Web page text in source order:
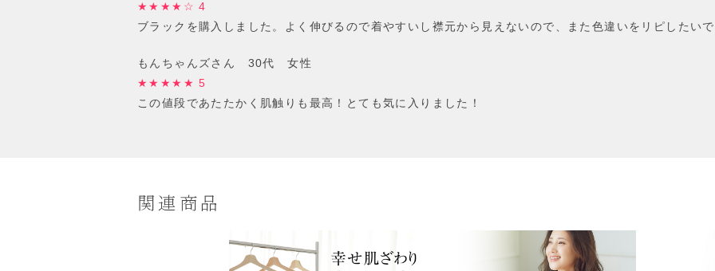
★★★★☆ 4
ブラックを購入しました。よく伸びるので着やすいし襟元から見えないので、また色違いをリピしたい
もんちゃんズさん 30代 女性
★★★★★ 5
この値段であたたかく肌触りも最高！とても気に入りました！
関連商品